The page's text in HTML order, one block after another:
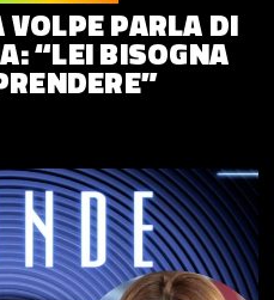
PARLA DI
“LEI BISOGNA